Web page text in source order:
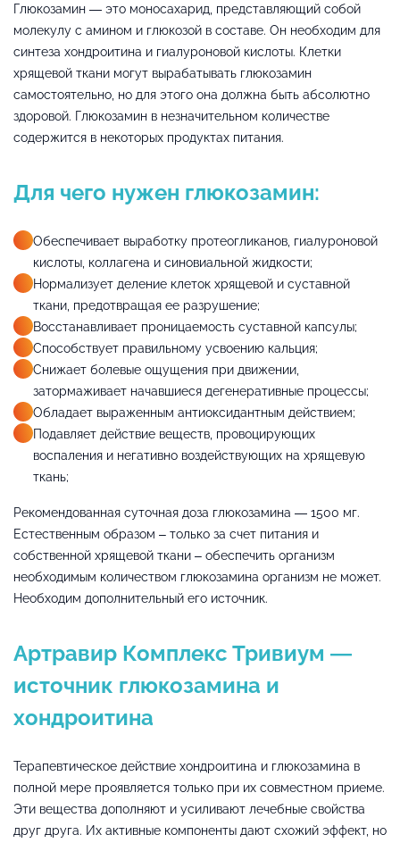
Глюкозамин — это моносахарид, представляющий собой
молекулу с амином и глюкозой в составе. Он необходим для
синтеза хондроитина и гиалуроновой кислоты. Клетки
хрящевой ткани могут вырабатывать глюкозамин
самостоятельно, но для этого она должна быть абсолютно
здоровой. Глюкозамин в незначительном количестве
содержится в некоторых продуктах питания.
Для чего нужен глюкозамин:
Обеспечивает выработку протеогликанов, гиалуроновой
кислоты, коллагена и синовиальной жидкости;
Нормализует деление клеток хрящевой и суставной
ткани, предотвращая ее разрушение;
Восстанавливает проницаемость суставной капсулы;
Способствует правильному усвоению кальция;
Снижает болевые ощущения при движении,
затормаживает начавшиеся дегенеративные процессы;
Обладает выраженным антиоксидантным действием;
Подавляет действие веществ, провоцирующих
воспаления и негативно воздействующих на хрящевую
ткань;
Рекомендованная суточная доза глюкозамина — 1500 мг.
Естественным образом – только за счет питания и
собственной хрящевой ткани – обеспечить организм
необходимым количеством глюкозамина организм не может.
Необходим дополнительный его источник.
Артравир Комплекс Тривиум —
источник глюкозамина и
хондроитина
Терапевтическое действие хондроитина и глюкозамина в
полной мере проявляется только при их совместном приеме.
Эти вещества дополняют и усиливают лечебные свойства
друг друга. Их активные компоненты дают схожий эффект, но